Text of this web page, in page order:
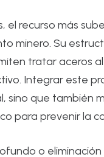
el recurso más
minero. Su
tratar aceros
Integrar este
sino que también
para prevenir la
o